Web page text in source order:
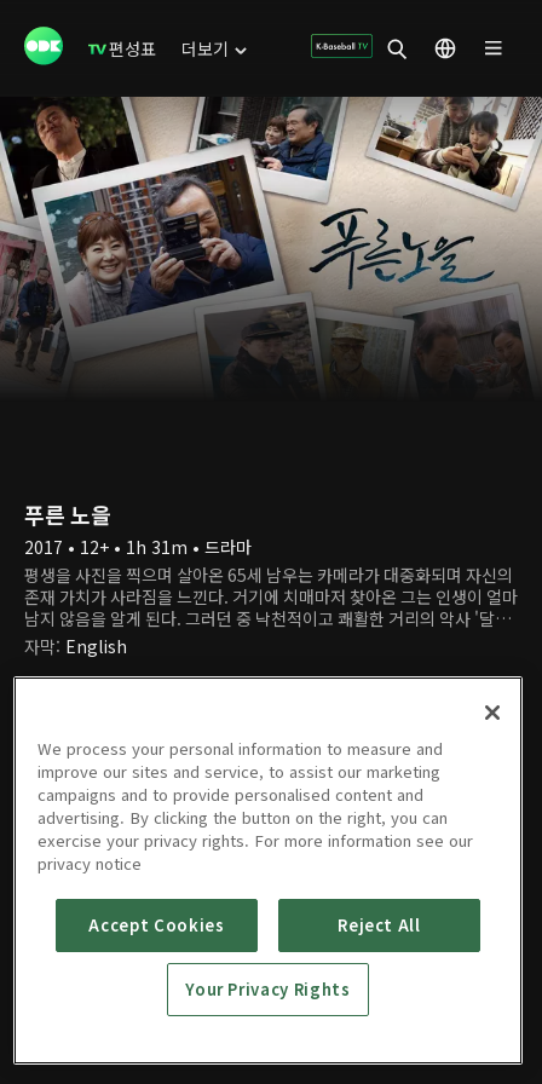
편성표 더보기
푸른 노을
2017 • 12+ • 1h 31m • 드라마
평생을 사진을 찍으며 살아온 65세 남우는 카메라가 대중화되며 자신의
존재 가치가 사라짐을 느낀다. 거기에 치매마저 찾아온 그는 인생이 얼마
남지 않음을 알게 된다. 그러던 중 낙천적이고 쾌활한 거리의 악사 '달
주'와 소녀의 품성을 가진 비디오 가게 주인 은녀를 만나 친구가 되고, 이
들과 함께 여행을 떠난다. 이 여정이 마지막임을 직감한 남우는 수십 년
간 찾아가지 않은 사진들을 주인에게 전해주기로 결심하는데...
자막: English
영화
We process your personal information to measure and
improve our sites and service, to assist our marketing
campaigns and to provide personalised content and
advertising. By clicking the button on the right, you can
exercise your privacy rights. For more information see our
privacy notice
Accept Cookies Reject All
Your Privacy Rights